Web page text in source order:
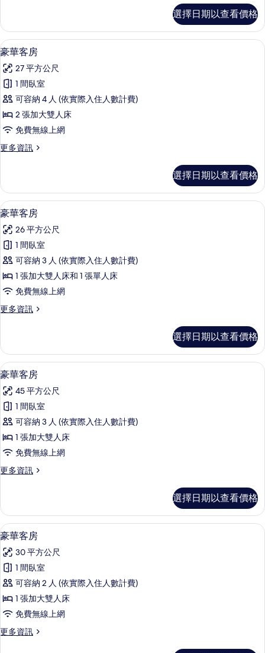
相
片
客
房
的
情
選擇日期以查看價格
顯
示
豪
華
客
房
所
相
片
豪華客房 | 迷你吧、客房內保險箱、
1
豪華客房
27 平方公尺
1 間臥室
可容納 4 人 (依實際入住人數計費)
2 張加大雙人床
免費無線上網
更多資訊
更
客
房
的
情
選擇日期以查看價格
顯
示
豪
華
客
房
所
相
片
豪華客房 | 迷你吧、客房內保險箱、
1
豪華客房
26 平方公尺
1 間臥室
可容納 3 人 (依實際入住人數計費)
1 張加大雙人床和 1 張單人床
免費無線上網
更多資訊
更
客
房
的
情
選擇日期以查看價格
顯
示
豪
華
客
房
所
相
片
豪華客房 | 迷你吧、客房內保險箱、
1
豪華客房
45 平方公尺
1 間臥室
可容納 3 人 (依實際入住人數計費)
1 張加大雙人床
免費無線上網
更多資訊
更
客
房
的
情
選擇日期以查看價格
顯
示
豪
華
客
房
所
豪華客房 | 迷你吧、客房內保險箱、
1
豪華客房
30 平方公尺
1 間臥室
可容納 2 人 (依實際入住人數計費)
1 張加大雙人床
免費無線上網
更多資訊
更